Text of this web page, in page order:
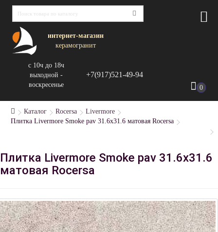
интернет-магазин
керамогранит
с 10ч до 18ч
выходной -
воскресенье
+7(917)521-49-94
0
Каталог Rocersa
Livermore
Плитка Livermore Smoke pav 31.6х31.6 матовая Rocersa
Плитка Livermore Smoke pav 31.6х31.6
матовая Rocersa